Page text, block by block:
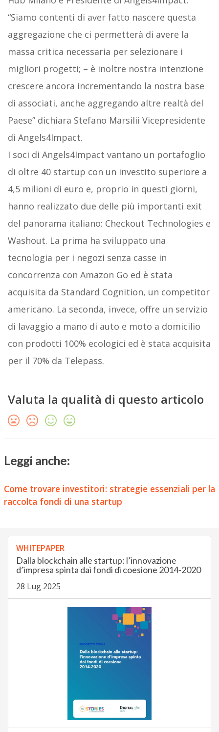
“Siamo contenti di aver fatto nascere questa
aggregazione che ci permetterà di avere la
massa critica necessaria per selezionare i
migliori progetti; – è inoltre nostra intenzione
crescere ancora incrementando la nostra base
di associati, anche aggregando altre realtà del
Paese​” dichiara Stefano Marsilii Vicepresidente
di Angels4Impact.
I soci di Angels4Impact vantano un portafoglio
di ​oltre 40 startup​ con un ​investito superiore a
4,5 milioni di euro​ e, proprio in questi giorni,
hanno realizzato due delle più importanti exit​
del panorama italiano: ​Checkout Technologies​ e
​Washout​. La prima ha sviluppato una
tecnologia per i negozi senza casse in
concorrenza con Amazon Go ed è stata
acquisita da Standard Cognition, un competitor
americano. La seconda, invece, offre un servizio
di lavaggio a mano di auto e moto a domicilio
con prodotti 100% ecologici ed è stata acquisita
per il 70% da Telepass.
Valuta la qualità di questo articolo
Leggi anche:
Come trovare investitori: strategie essenziali per la
raccolta fondi di una startup
WHITEPAPER
Dalla blockchain alle startup: l’innovazione
d’impresa spinta dai fondi di coesione 2014-2020
28 Lug 2025